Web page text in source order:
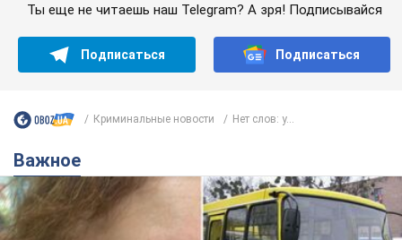
Ты еще не читаешь наш Telegram? А зря! Подписывайся
Подписаться Подписаться
Криминальные новости Нет слов: у...
Важное